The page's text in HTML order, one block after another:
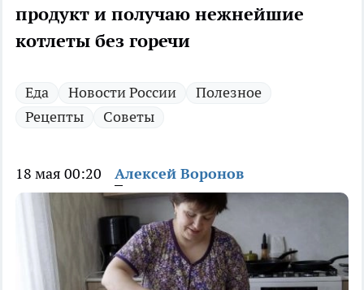
продукт и получаю нежнейшие
котлеты без горечи
Еда Новости России
Полезное
Рецепты
Советы
18 мая 00:20 Алексей Воронов